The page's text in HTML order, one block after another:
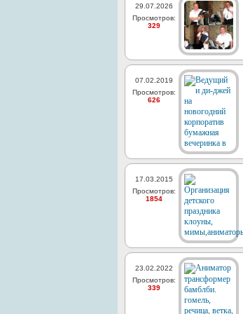
29.07.2026
Просмотров:
329
07.02.2019
Просмотров:
626
17.03.2015
Просмотров:
1854
23.02.2022
Просмотров:
339